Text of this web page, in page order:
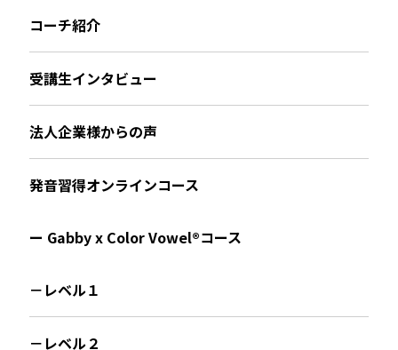
コーチ紹介
受講生インタビュー
法人企業様からの声
発音習得オンラインコース
ー Gabby x Color Vowel®︎コース
－レベル１
－レベル２